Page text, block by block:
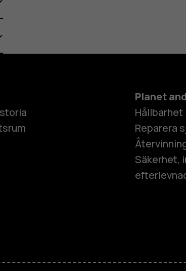
Planet
Hållbarhet
Reparera
Säkerhet,